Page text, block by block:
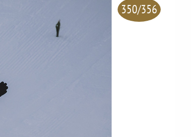
350/356